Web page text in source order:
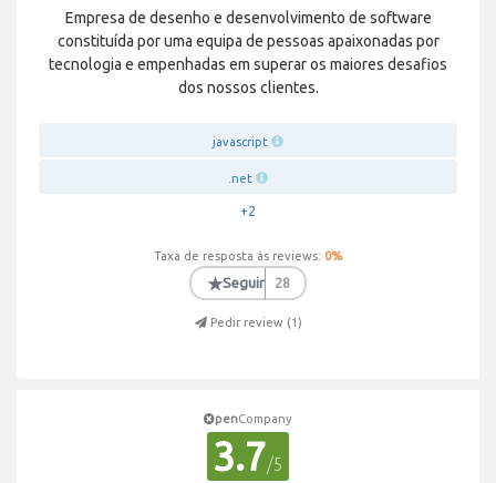
Empresa de desenho e desenvolvimento de software
constituída por uma equipa de pessoas apaixonadas por
tecnologia e empenhadas em superar os maiores desafios
dos nossos clientes.
javascript
.net
+2
Taxa de resposta às reviews: 0%
★Seguir 28
Pedir review (1)
penCompany
3.7/5